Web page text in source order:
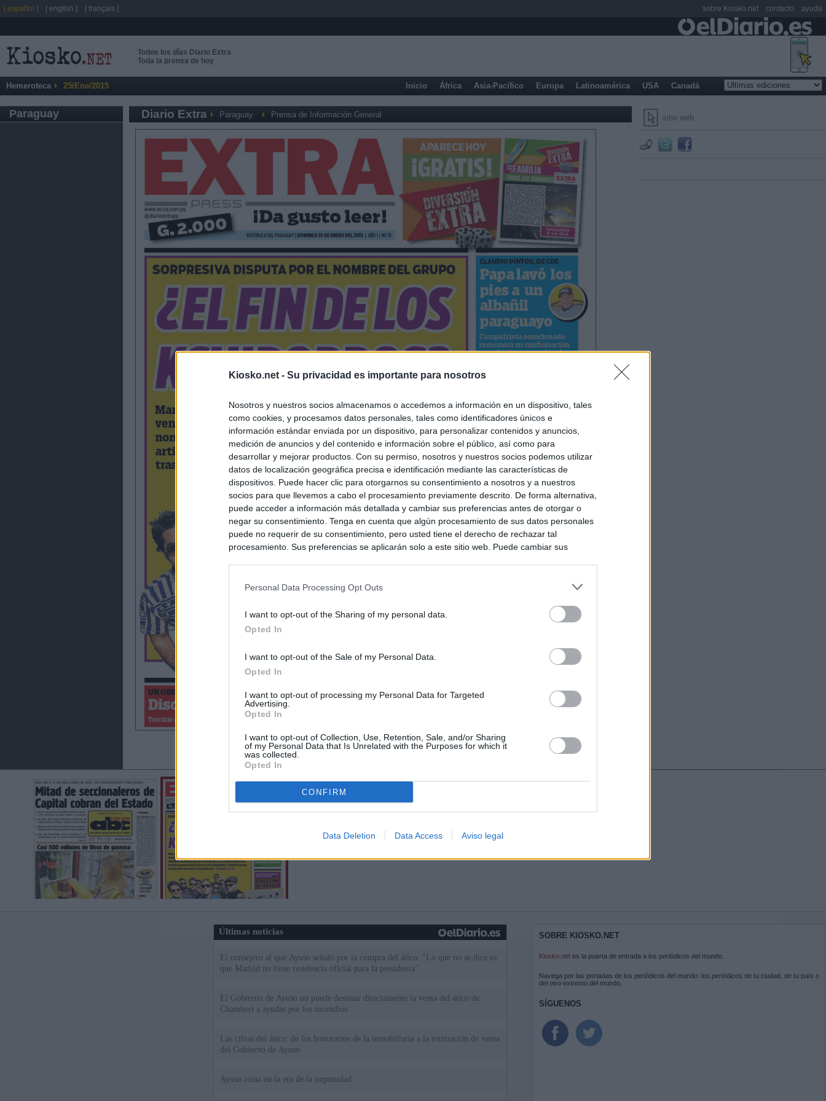
Kiosko.net - Su privacidad es importante para nosotros
Nosotros y nuestros socios almacenamos o accedemos a información en un dispositivo, tales
como cookies, y procesamos datos personales, tales como identificadores únicos e
información estándar enviada por un dispositivo, para personalizar contenidos y anuncios,
medición de anuncios y del contenido e información sobre el público, así como para
desarrollar y mejorar productos. Con su permiso, nosotros y nuestros socios podemos utilizar
datos de localización geográfica precisa e identificación mediante las características de
dispositivos. Puede hacer clic para otorgarnos su consentimiento a nosotros y a nuestros
socios para que llevemos a cabo el procesamiento previamente descrito. De forma alternativa,
puede acceder a información más detallada y cambiar sus preferencias antes de otorgar o
negar su consentimiento. Tenga en cuenta que algún procesamiento de sus datos personales
puede no requerir de su consentimiento, pero usted tiene el derecho de rechazar tal
procesamiento. Sus preferencias se aplicarán solo a este sitio web. Puede cambiar sus
Personal Data Processing Opt Outs
I want to opt-out of the Sharing of my personal data.
Opted In
I want to opt-out of the Sale of my Personal Data.
Opted In
I want to opt-out of processing my Personal Data for Targeted
Advertising.
Opted In
I want to opt-out of Collection, Use, Retention, Sale, and/or Sharing
of my Personal Data that Is Unrelated with the Purposes for which it
was collected.
Opted In
CONFIRM
Data Deletion Data Access Aviso legal
Todos los días Diario Extra
Toda la prensa de hoy
Hemeroteca 25/Ene/2015 Inicio África Asia-Pacífico Europa Latinoamérica USA Canadá
Paraguay sitio web
Diario Extra Paraguay Prensa de Información General
Últimas noticias
El consejero al que Ayuso señaló por la compra del ático: "Lo que no se dice es
que Madrid no tiene residencia oficial para la presidenta"
El Gobierno de Ayuso no puede destinar directamente la venta del ático de
Chamberí a ayudas por los incendios
Las cifras del ático: de los honorarios de la inmobiliaria a la estimación de venta
del Gobierno de Ayuso
Ayuso reina en la era de la impunidad
SOBRE KIOSKO.NET
Kiosko.net es la puerta de entrada a los periódicos del mundo.
Navega por las portadas de los periódicos del mundo: los periódicos de tu ciudad, de tu país o
del otro extremo del mundo.
SÍGUENOS
[ español ] [ english ] [ français ] sobre Kiosko.net contacto ayuda